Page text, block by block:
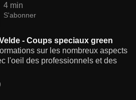
4 min
S'abonner
- Coups speciaux green
sur les nombreux aspects
l'oeil des professionnels et des